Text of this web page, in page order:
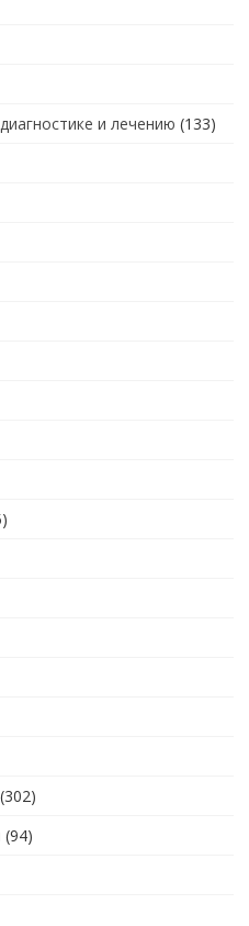
и лечению (133)
(302)
(94)